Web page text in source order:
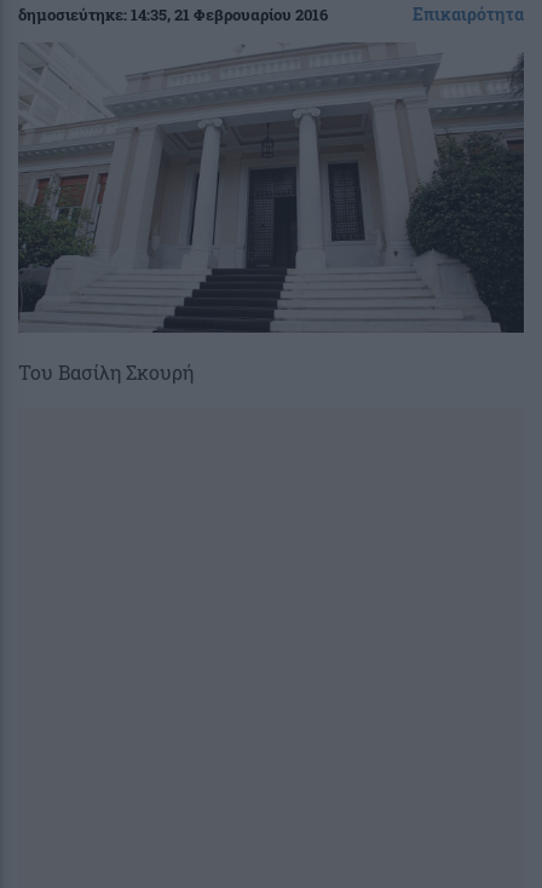
δημοσιεύτηκε:14:35, 21 Φεβρουαρίου 2016 Επικαιρότητα
Του Βασίλη Σκουρή